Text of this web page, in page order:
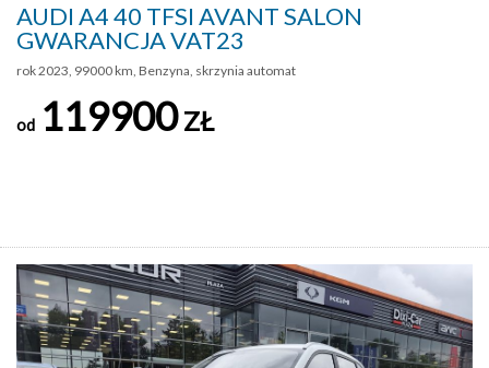
AUDI A4 40 TFSI AVANT SALON
GWARANCJA VAT23
rok 2023, 99000 km, Benzyna, skrzynia automat
od 119900ZŁ